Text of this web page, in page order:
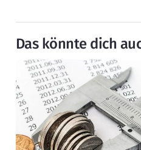
Das könnte dich